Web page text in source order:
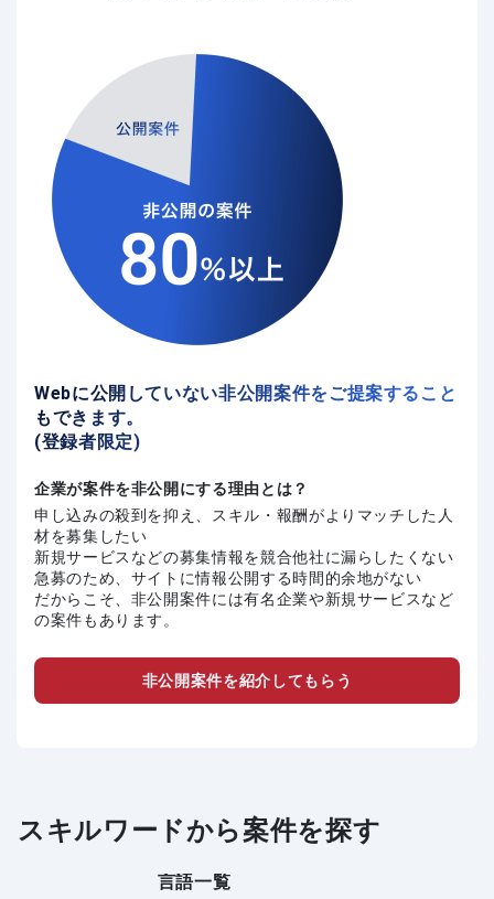
Webに公開していない非公開案件をご提案すること
もできます。
(登録者限定)
企業が案件を非公開にする理由とは？
申し込みの殺到を抑え、スキル・報酬がよりマッチした人
材を募集したい
新規サービスなどの募集情報を競合他社に漏らしたくない
急募のため、サイトに情報公開する時間的余地がない
だからこそ、非公開案件には有名企業や新規サービスなど
の案件もあります。
非公開案件を紹介してもらう
スキルワードから案件を探す
言語一覧